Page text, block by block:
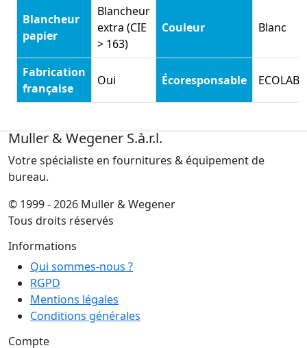
Blancheur
papier
Blancheur
extra (CIE
> 163)
Couleur Blanc
Fabrication
française
Oui Écoresponsable
Muller & Wegener S.à.r.l.
Votre spécialiste en fournitures & équipement de
bureau.
© 1999 - 2026 Muller & Wegener
Tous droits réservés
Informations
Qui sommes-nous ?
RGPD
Mentions légales
Conditions générales
Compte